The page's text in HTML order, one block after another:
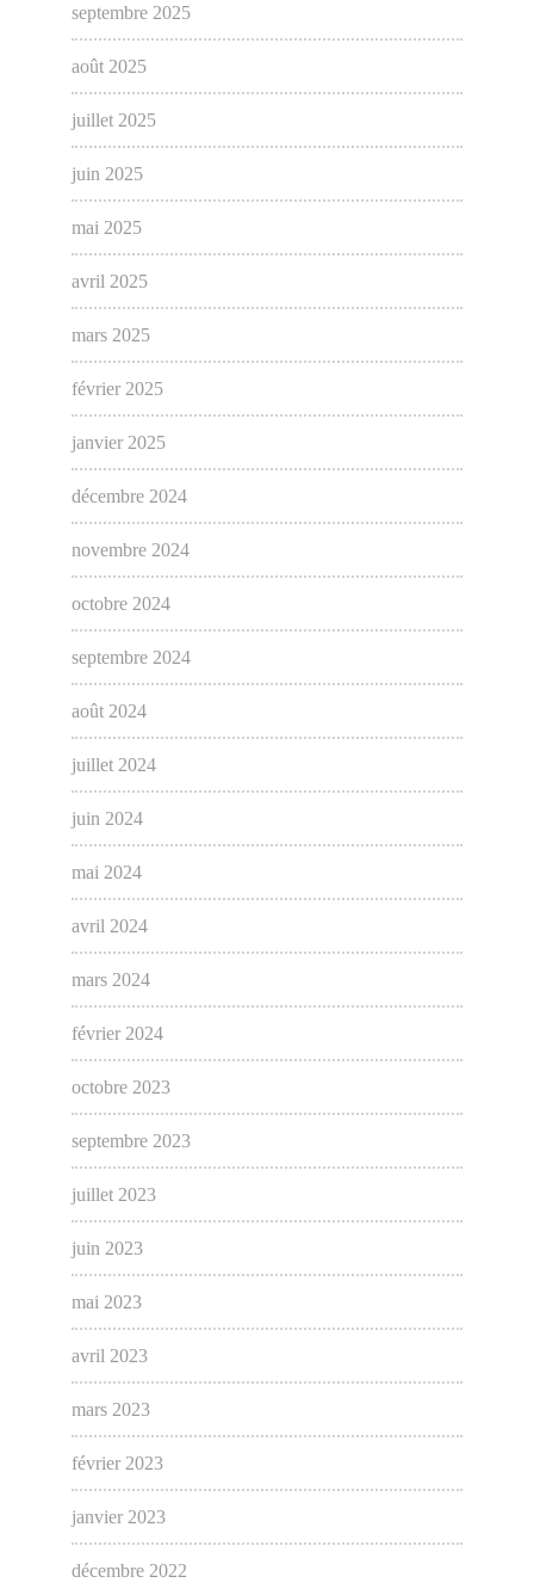
septembre 2025
août 2025
juillet 2025
juin 2025
mai 2025
avril 2025
mars 2025
février 2025
janvier 2025
décembre 2024
novembre 2024
octobre 2024
septembre 2024
août 2024
juillet 2024
juin 2024
mai 2024
avril 2024
mars 2024
février 2024
octobre 2023
septembre 2023
juillet 2023
juin 2023
mai 2023
avril 2023
mars 2023
février 2023
janvier 2023
décembre 2022